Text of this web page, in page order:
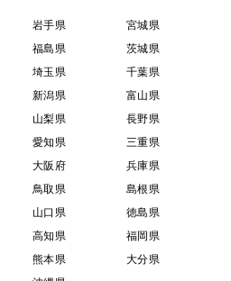
岩手県
宮城県
福島県
茨城県
埼玉県
千葉県
新潟県
富山県
山梨県
長野県
愛知県
三重県
大阪府
兵庫県
鳥取県
島根県
山口県
徳島県
高知県
福岡県
熊本県
大分県